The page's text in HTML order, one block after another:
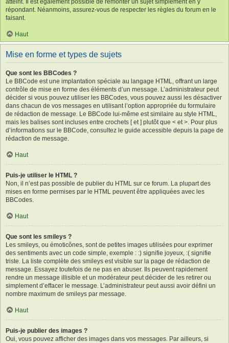
atteint. Il est également possible de remonter un sujet simplement en y
répondant. Néanmoins, assurez-vous de respecter les règles du forum en le
faisant.
Haut
Mise en forme et types de sujets
Que sont les BBCodes ?
Le BBCode est une implantation spéciale au langage HTML, offrant un large
contrôle de mise en forme des éléments d’un message. L’administrateur peut
décider si vous pouvez utiliser les BBCodes, vous pouvez aussi les désactiver
dans chacun de vos messages en utilisant l’option appropriée du formulaire
de rédaction de message. Le BBCode lui-même est similaire au style HTML,
mais les balises sont incluses entre crochets [ et ] plutôt que < et >. Pour plus
d’informations sur le BBCode, consultez le guide accessible depuis la page de
rédaction de message.
Haut
Puis-je utiliser le HTML ?
Non, il n’est pas possible de publier du HTML sur ce forum. La plupart des
mises en forme permises par le HTML peuvent être appliquées avec les
BBCodes.
Haut
Que sont les smileys ?
Les smileys, ou émoticônes, sont de petites images utilisées pour exprimer
des sentiments avec un code simple, exemple : :) signifie joyeux, :( signifie
triste. La liste complète des smileys est visible sur la page de rédaction de
message. Essayez toutefois de ne pas en abuser. Ils peuvent rapidement
rendre un message illisible et un modérateur peut décider de les retirer ou
simplement d’effacer le message. L’administrateur peut aussi avoir défini un
nombre maximum de smileys par message.
Haut
Puis-je publier des images ?
Oui, vous pouvez afficher des images dans vos messages. Par ailleurs, si